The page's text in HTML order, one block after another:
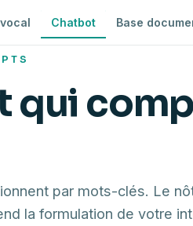
Chatbot Base
qui
par mots-clés. Le
la formulation de votre